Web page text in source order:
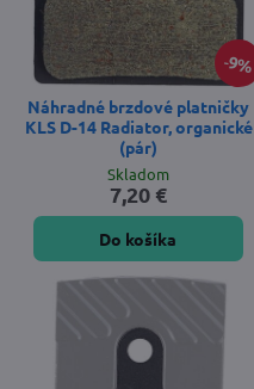
9%
Náhradné brzdové platničky
KLS D-14 Radiator, organické
(pár)
Skladom
7,20 €
Do košíka